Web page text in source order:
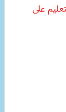
على